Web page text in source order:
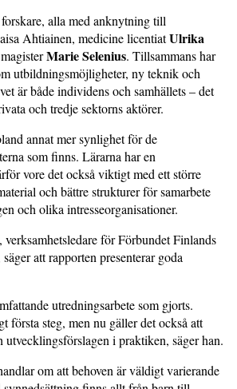
alla med anknytning till
Ahtiainen, medicine licentiatUlrika
Marie Selenius. Tillsammans har
utbildningsmöjligheter, ny teknik och
är både individens och samhällets – det
och tredje sektorns aktörer.
annat mer synlighet för de
som finns. Lärarna har en
vore det också viktigt med ett större
och bättre strukturer för samarbete
och olika intresseorganisationer.
, verksamhetsledare för Förbundet Finlands
att rapporten presenterar goda
utredningsarbete som gjorts.
första steg, men nu gäller det också att
utvecklingsförslagen i praktiken, säger han.
om att behoven är väldigt varierande